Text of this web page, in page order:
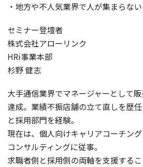
・地方や不人気業界で人が集まらない
セミナー登壇者
株式会社アローリンク
HRi事業本部
杉野 健志
大手通信業界でマネージャーとして
達成。業績不振店舗の立て直しを歴
と採用部門を経験。
現在は、個人向けキャリアコーチン
コンサルティングに従事。
求職者側と採用側の両軸を支援する